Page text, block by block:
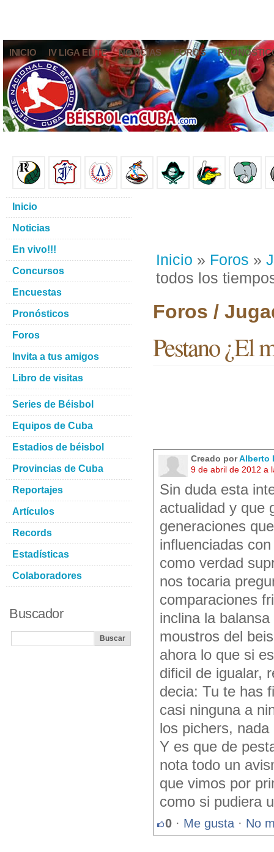
INICIO IV LIGA ELITE NOTICIAS FOROS
Inicio » Foros »
todos los
Foros /
Pestano ¿El
Creado porAlberto
9 de abril de 2012 a
Sin duda esta
actualidad y que
generaciones
influenciadas
como verdad
nos tocaria
comparaciones
inclina la
moustros del
ahora lo que si
dificil de igualar,
decia: Tu te has
casi ninguna a
los pichers,
Y es que de
nota todo un
que vimos por
como si pudiera
0 · Me gusta · No
Inicio
Noticias
En vivo!!!
Concursos
Encuestas
Pronósticos
Foros
Invita a tus amigos
Libro de visitas
Series de Béisbol
Equipos de Cuba
Estadios de béisbol
Provincias de Cuba
Reportajes
Artículos
Records
Estadísticas
Colaboradores
Buscador